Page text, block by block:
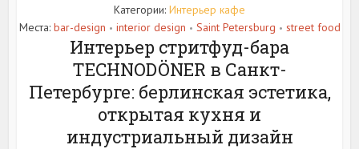
Категории: Интерьер кафе
Места: bar-design • interior design • Saint Petersburg • street food
Интерьер стритфуд-бара
TECHNODÖNER в Санкт-
Петербурге: берлинская эстетика,
открытая кухня и
индустриальный дизайн